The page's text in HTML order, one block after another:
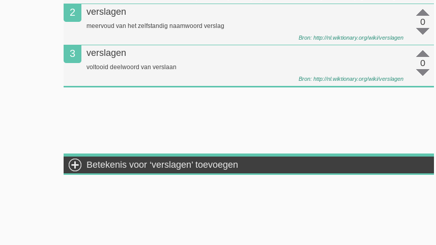
2
0
verslagen
meervoud van het zelfstandig naamwoord verslag
Bron: http://nl.wiktionary.org/wiki/verslagen
3
0
verslagen
voltooid deelwoord van verslaan
Bron: http://nl.wiktionary.org/wiki/verslagen
Betekenis voor ‘verslagen’ toevoegen